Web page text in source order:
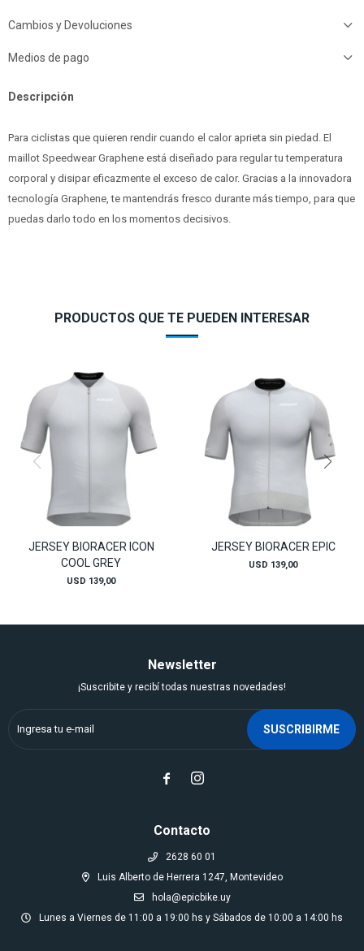
Cambios y Devoluciones
Medios de pago
Descripción
Para ciclistas que quieren rendir cuando el calor aprieta sin piedad. El
maillot Speedwear Graphene está diseñado para regular tu temperatura
corporal y disipar eficazmente el exceso de calor. Gracias a la innovadora
tecnología Graphene, te mantendrás fresco durante más tiempo, para que
puedas darlo todo en los momentos decisivos.
PRODUCTOS QUE TE PUEDEN INTERESAR
JERSEY BIORACER ICON
COOL GREY
USD 139,00
JERSEY BIORACER EPIC
USD 139,00
Contacto
2628 60 01
Luis Alberto de Herrera 1247, Montevideo
hola@epicbike.uy
Lunes a Viernes de 11:00 a 19:00 hs y Sábados de 10:00 a 14:00 hs
Newsletter
¡Suscribite y recibí todas nuestras novedades!
SUSCRIBIRME
 